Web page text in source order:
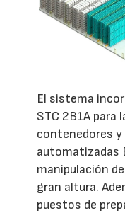
El sistema
STC 2B1A
contenedores
automatizadas
manipulación
gran altura.
puestos de